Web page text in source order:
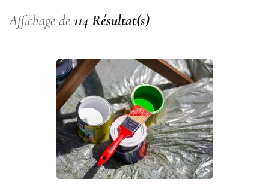
Affichage de 114 Résultat(s)